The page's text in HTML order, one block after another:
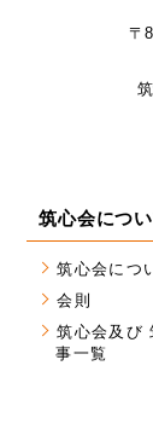
〒
筑心会につ
筑心会につ
会則
筑心会及び
事一覧